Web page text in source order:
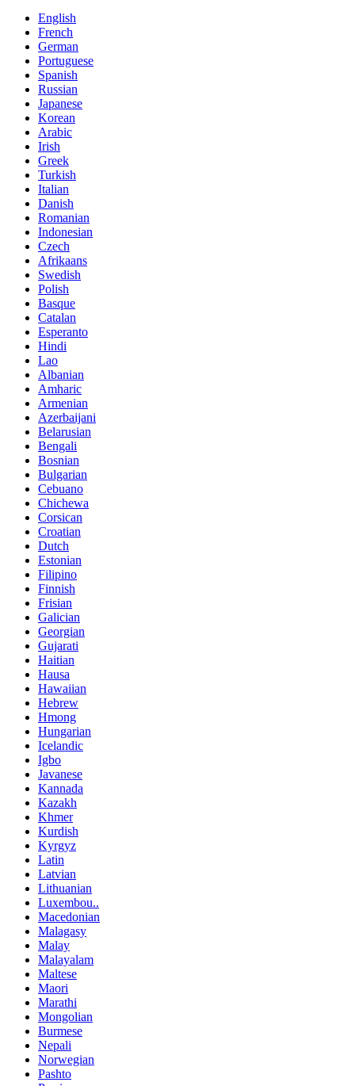
English
French
German
Portuguese
Spanish
Russian
Japanese
Korean
Arabic
Irish
Greek
Turkish
Italian
Danish
Romanian
Indonesian
Czech
Afrikaans
Swedish
Polish
Basque
Catalan
Esperanto
Hindi
Lao
Albanian
Amharic
Armenian
Azerbaijani
Belarusian
Bengali
Bosnian
Bulgarian
Cebuano
Chichewa
Corsican
Croatian
Dutch
Estonian
Filipino
Finnish
Frisian
Galician
Georgian
Gujarati
Haitian
Hausa
Hawaiian
Hebrew
Hmong
Hungarian
Icelandic
Igbo
Javanese
Kannada
Kazakh
Khmer
Kurdish
Kyrgyz
Latin
Latvian
Lithuanian
Luxembou..
Macedonian
Malagasy
Malay
Malayalam
Maltese
Maori
Marathi
Mongolian
Burmese
Nepali
Norwegian
Pashto